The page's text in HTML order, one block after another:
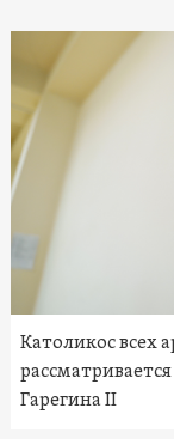
Католикос всех
Гарегина II